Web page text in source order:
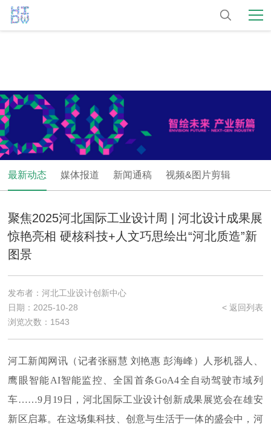
最新动态 媒体报道 新闻通稿 视频&图片剪辑
聚焦2025河北国际工业设计周 | 河北设计成果展
惊艳亮相 硬核科技+人文巧思绘出“河北质造”新
图景
发布者：河北工业设计创新中心
日期：2025-10-28
浏览次数：1543
< 返回列表
河工新闻网讯（记者张丽慧 刘艳惠 彭海峰）人形机器 人、
鹰眼智能AI智能监控、全国首条GoA4全自动驾驶市域列
车……9月19日，河北国际工业设计创新成果展览会在雄安
新区启幕。在这场集科技、创意与生活于一体的盛会中，河